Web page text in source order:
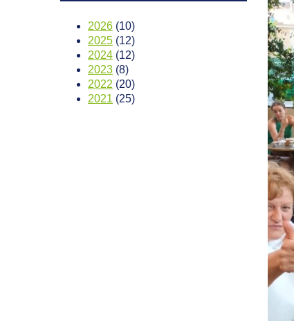
2026 (10)
2025 (12)
2024 (12)
2023 (8)
2022 (20)
2021 (25)